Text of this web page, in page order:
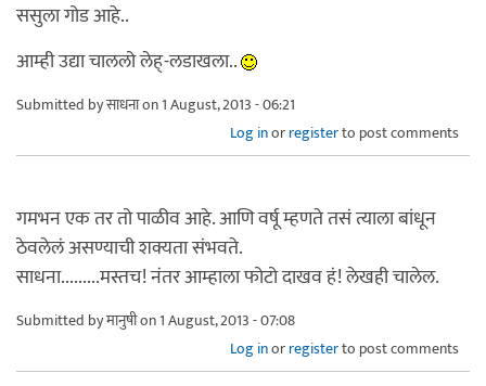
ससुला गोड आहे..
आम्ही उद्या चाललो लेह्-लडाखला..
Submitted byसाधनाon 1 August, 2013 - 06:21
Log inorregisterto post comments
गमभन एक तर तो पाळीव आहे. आणि वर्षू म्हणते तसं त्याला बांधून
ठेवलेलं असण्याची शक्यता संभवते.
साधना.........मस्तच! नंतर आम्हाला फोटो दाखव हं! लेखही चालेल.
Submitted byमानुषीon 1 August, 2013 - 07:08
Log inorregisterto post comments